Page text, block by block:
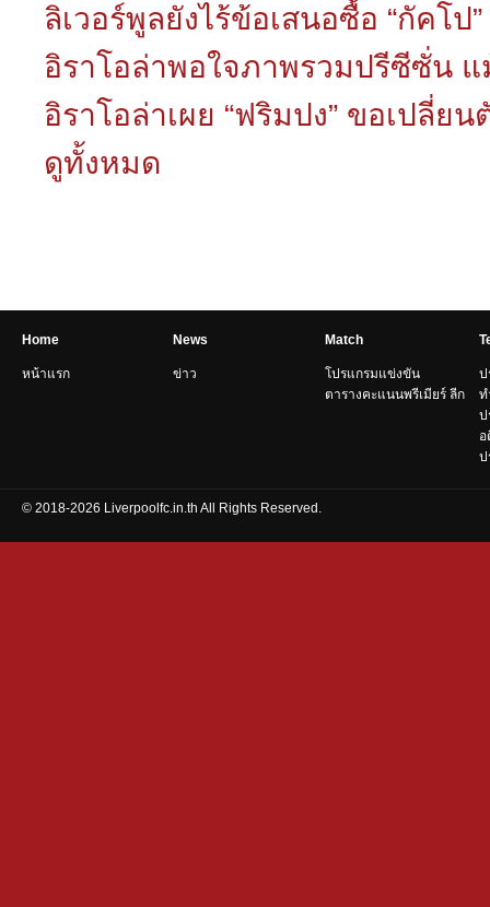
ลิเวอร์พูลยังไร้ข้อเสนอซื้อ “กัคโ
อิราโอล่าพอใจภาพรวมปรีซีซั่น แ
อิราโอล่าเผย “ฟริมปง” ขอเปลี่ย
ดูทั้งหมด
Home
หน้าแรก
News
ข่าว
Match
โปรแกรมแข่งขัน
ตารางคะแนนพรีเมียร์ ลีก
ป
ท
ป
อ
ป
© 2018-2026 Liverpoolfc.in.th All Rights Reserved.